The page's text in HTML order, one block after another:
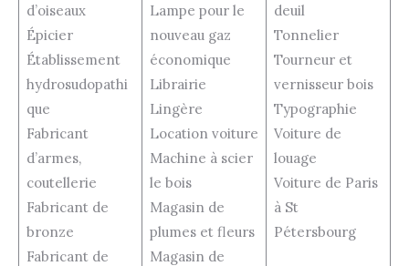
d’oiseaux
Épicier
Établissement
hydrosudopathi
que
Fabricant
d’armes,
coutellerie
Fabricant de
bronze
Fabricant de
Lampe pour le
nouveau gaz
économique
Librairie
Lingère
Location voiture
Machine à scier
le bois
Magasin de
plumes et fleurs
Magasin de
deuil
Tonnelier
Tourneur et
vernisseur bois
Typographie
Voiture de
louage
Voiture de Paris
à St
Pétersbourg